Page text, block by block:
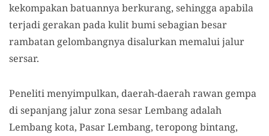
kekompakan batuannya berkurang, sehingga apabila
terjadi gerakan pada kulit bumi sebagian besar
rambatan gelombangnya disalurkan memalui jalur
sersar.
Peneliti menyimpulkan, daerah-daerah rawan gempa
di sepanjang jalur zona sesar Lembang adalah
Lembang kota, Pasar Lembang, teropong bintang,